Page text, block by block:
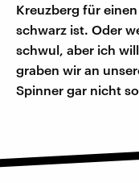
Kreuzberg für
schwarz ist. Oder
schwul, aber ich
graben wir an
Spinner gar nicht